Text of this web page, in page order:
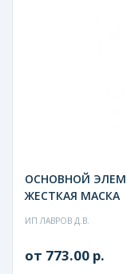
ОСНОВНОЙ
ЖЕСТКАЯ МАСКА
ИП ЛАВРОВ Д.В.
от 773.00 р.